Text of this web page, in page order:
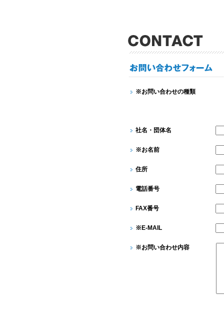
※お問い合わせの種類
社名・団体名
※お名前
住所
電話番号
FAX番号
※E-MAIL
※お問い合わせ内容